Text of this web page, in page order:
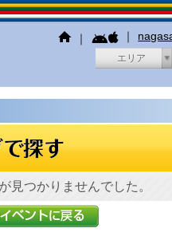
｜ ｜
エリア
見つかりませんでした。